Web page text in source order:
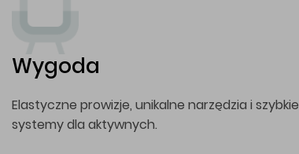
Wygoda
Elastyczne prowizje, unikalne narzędzia i szybkie
systemy dla aktywnych.